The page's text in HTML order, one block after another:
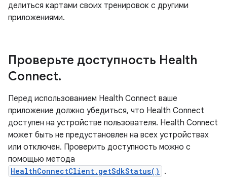
делиться картами своих тренировок с другими
приложениями.
Проверьте доступность Health
Connect.
Перед использованием Health Connect ваше
приложение должно убедиться, что Health Connect
доступен на устройстве пользователя. Health Connect
может быть не предустановлен на всех устройствах
или отключен. Проверить доступность можно с
помощью метода
HealthConnectClient.getSdkStatus() .